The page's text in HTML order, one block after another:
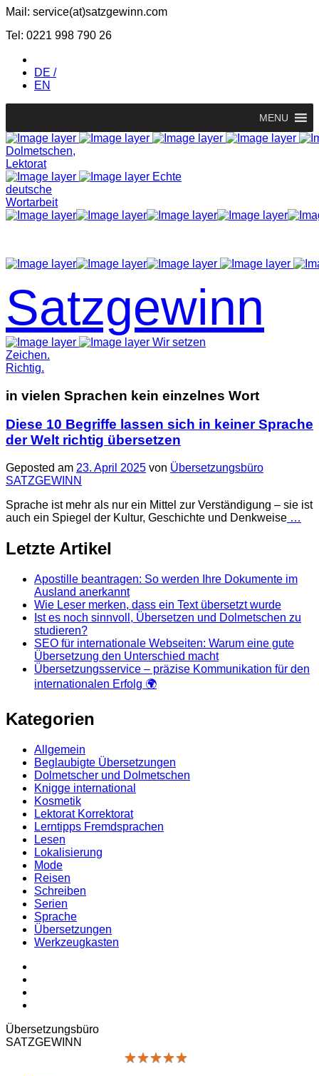
Mail: service(at)satz­gewinn.com
Tel: 0221 998 790 26
DE /
EN
MENU
Dolmetschen,
Lektorat
Echte
deutsche
Wortarbeit
Satzgewinn
Wir setzen
Zeichen.
Richtig.
in vielen Sprachen kein einzelnes Wort
Diese 10 Begriffe lassen sich in keiner Sprache
der Welt richtig übersetzen
Geposted am 23. April 2025 von Übersetzungsbüro
SATZGEWINN
Sprache ist mehr als nur ein Mittel zur Verständigung – sie ist
auch ein Spiegel der Kultur, Geschichte und Denkweise …
Letzte Artikel
Apostille beantragen: So werden Ihre Dokumente im
Ausland anerkannt
Wie Leser merken, dass ein Text übersetzt wurde
Ist es noch sinnvoll, Übersetzen und Dolmetschen zu
studieren?
SEO für internationale Webseiten: Warum eine gute
Übersetzung den Unterschied macht
Übersetzungsservice – präzise Kommunikation für den
internationalen Erfolg 🌍
Kategorien
Allgemein
Beglaubigte Übersetzungen
Dolmetscher und Dolmetschen
Knigge international
Kosmetik
Lektorat Korrektorat
Lerntipps Fremdsprachen
Lesen
Lokalisierung
Mode
Reisen
Schreiben
Serien
Sprache
Übersetzungen
Werkzeugkasten
Übersetzungs­büro
SATZGEWINN
★★★★★
★★★★★